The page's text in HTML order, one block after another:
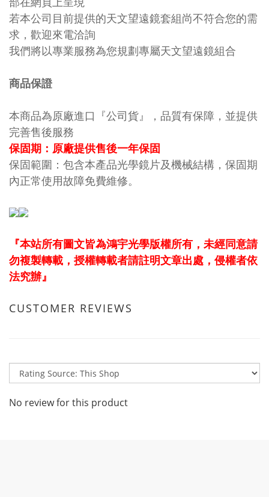
若本公司目前提供的天文望遠鏡套組尚不符合您的需
求，歡迎來電洽詢
我們將以專業服務為您規劃專屬天文望遠鏡組合
商品保證
本商品為原廠進口『公司貨』，品質有保障，並提供
完善售後服務
保固期：原廠提供售後一年保固
保固範圍：包含本產品光學鏡片及機械結構，保固期
內正常使用故障免費維修。
『本站所有圖文皆為鴻宇光學版權所有，未經同意請
勿複製轉載，授權轉載者請註明文章出處，侵權者依
法究辦』
CUSTOMER REVIEWS
No review for this product